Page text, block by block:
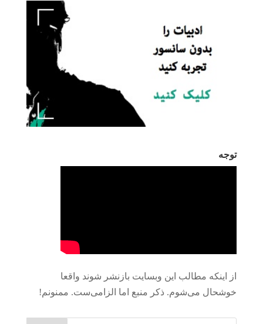
توجه
از اینکه مطالب این وبسایت بازنشر شوند واقعا
خوشحال می‌شوم. ذکر منبع اما الزامی‌ست. ممنونم!